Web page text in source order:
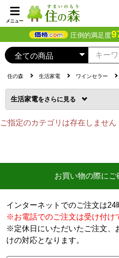
メニュー
圧倒的満足度
住の森 生活家電 ワインセラー
生活家電を
ご指定のカテゴリは存在しません
お買い物の際にご
インターネットでのご注文は24
※お電話でのご注文は受け付け
※定休日にいただいたご注文、
けの対応となります。